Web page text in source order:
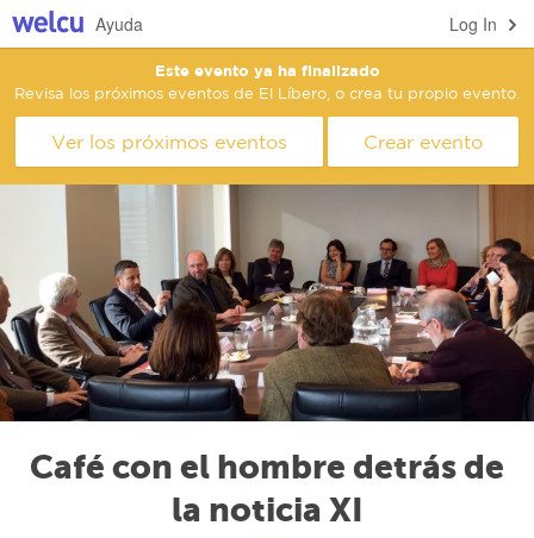
Log In
Ayuda
Este evento ya ha finalizado
Revisa los próximos eventos de El Líbero, o crea tu propio evento.
Ver los próximos eventos Crear evento
Café con el hombre detrás de
la noticia XI